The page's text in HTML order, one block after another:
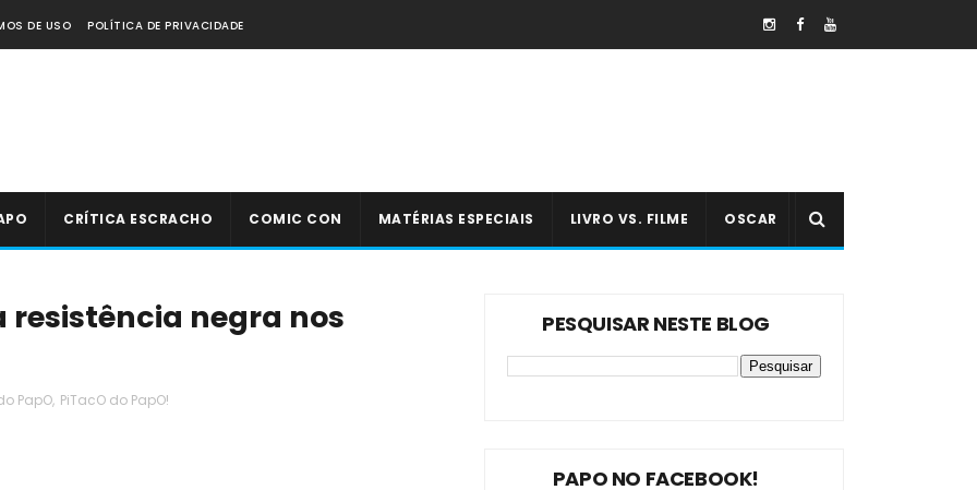
DE USO POLÍTICA DE PRIVACIDADE
CRÍTICA ESCRACHO COMIC CON MATÉRIAS ESPECIAIS LIVRO VS. FILME OSCAR
resistência negra nos
PapO, PiTacO do PapO!
PESQUISAR NESTE BLOG
PAPO NO FACEBOOK!